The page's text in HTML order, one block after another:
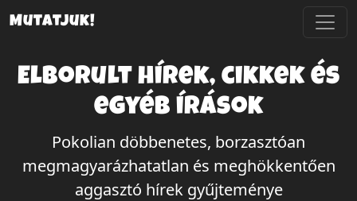
Mutatjuk!
Elborult hírek, cikkek és
egyéb írások
Pokolian döbbenetes, borzasztóan
megmagyarázhatatlan és meghökkentően
aggasztó hírek gyűjteménye